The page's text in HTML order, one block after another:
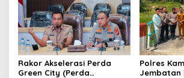
Rakor Akselerasi Perda
Green City (Perda
Polres
Jembatan